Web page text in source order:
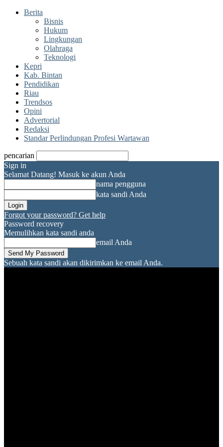
Berita
Bisnis
Hukum
Lingkungan
Olahraga
Teknologi
Kepri
Kab. Bintan
Pendidikan
Riau
Trendsos
Opini
Advertorial
Redaksi
Standar Perlindungan Profesi Wartawan
pencarian
Sign in
Selamat Datang! Masuk ke akun Anda
nama pengguna
kata sandi Anda
Forgot your password? Get help
Password recovery
Memulihkan kata sandi anda
email Anda
Sebuah kata sandi akan dikirimkan ke email Anda.